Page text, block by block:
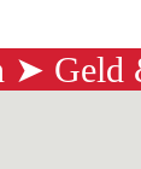
➤ Geld